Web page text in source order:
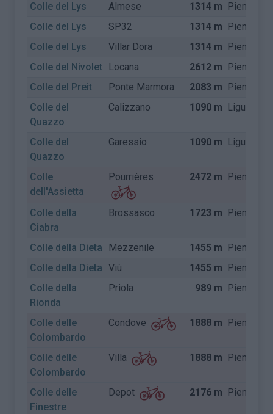
Colle del Lys Almese 1314 m Piemonte
Colle del Lys
SP32 1314 m Piemonte
Colle del Lys
Villar Dora 1314 m Piemonte
Colle del Nivolet
Locana 2612 m Piemonte
Colle del Preit
Ponte Marmora 2083 m Piemonte
Colle del
Quazzo
Calizzano 1090 m Ligurië
Colle del
Quazzo
Garessio 1090 m Ligurië
Colle
dell'Assietta
Pourrières 2472 m Piemonte
Colle della
Ciabra
Brossasco 1723 m Piemonte
Colle della Dieta Mezzenile 1455 m Piemonte
Colle della Dieta
Viù 1455 m Piemonte
Colle della
Rionda
Priola 989 m Piemonte
Colle delle
Colombardo
Condove 1888 m Piemonte
Colle delle
Colombardo
Villa 1888 m Piemonte
Colle delle
Finestre
Depot 2176 m Piemonte